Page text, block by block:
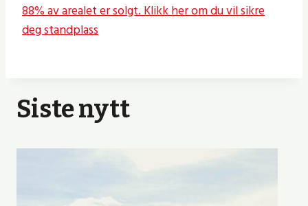
88% av arealet er solgt. Klikk her om du vil sikre
deg standplass
Siste nytt